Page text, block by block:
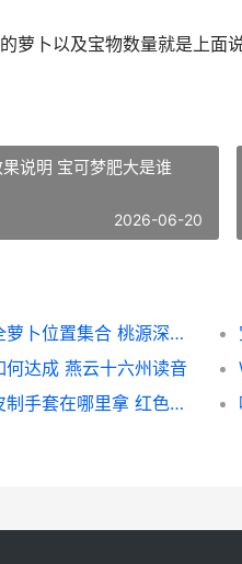
萝卜以及宝物数量就是上面
说明 宝可梦肥大是谁
2026-06-20
桃源深处有人家鲁班线全萝卜位置集合 桃源深处有人家南有乔木攻略
达成 燕云十六州读音
红色沙漠面具解放者的皮制手套在哪里拿 红色沙漠面具解锁攻略